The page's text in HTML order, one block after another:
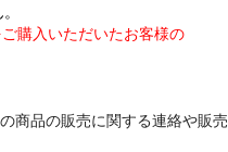
購入いただいたお客様の
商品の販売に関する連絡や販売